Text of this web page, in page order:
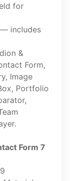
for
— includes
&
Form,
Image
Portfolio
Form 7